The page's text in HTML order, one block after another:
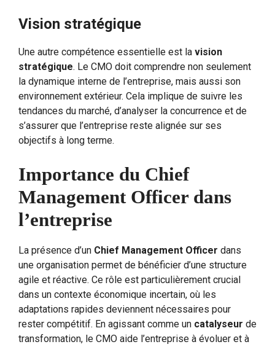
Vision stratégique
Une autre compétence essentielle est la vision
stratégique. Le CMO doit comprendre non seulement
la dynamique interne de l’entreprise, mais aussi son
environnement extérieur. Cela implique de suivre les
tendances du marché, d’analyser la concurrence et de
s’assurer que l’entreprise reste alignée sur ses
objectifs à long terme.
Importance du Chief
Management Officer dans
l’entreprise
La présence d’un Chief Management Officer dans
une organisation permet de bénéficier d’une structure
agile et réactive. Ce rôle est particulièrement crucial
dans un contexte économique incertain, où les
adaptations rapides deviennent nécessaires pour
rester compétitif. En agissant comme un catalyseur de
transformation, le CMO aide l’entreprise à évoluer et à